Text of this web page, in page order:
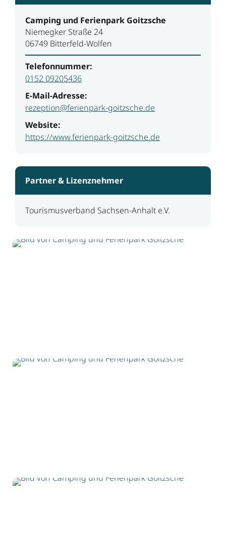
Camping und Ferienpark Goitzsche
Niemegker Straße 24
06749 Bitterfeld-Wolfen
Telefonnummer:
0152 09205436
E-Mail-Adresse:
rezeption@ferienpark-goitzsche.de
Website:
https://www.ferienpark-goitzsche.de
Partner & Lizenznehmer
Tourismusverband Sachsen-Anhalt e.V.